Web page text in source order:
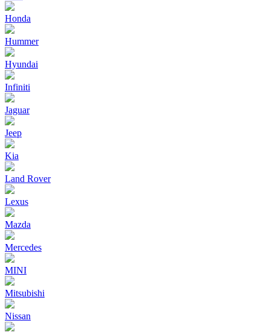
Honda
Hummer
Hyundai
Infiniti
Jaguar
Jeep
Kia
Land Rover
Lexus
Mazda
Mercedes
MINI
Mitsubishi
Nissan